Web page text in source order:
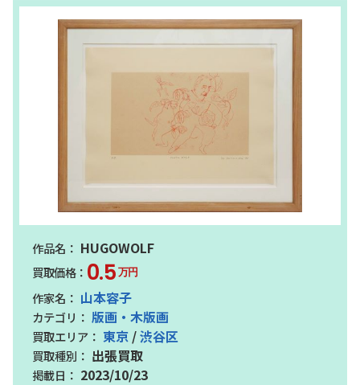
HUGOWOLF
0.5万円
山本容子
版画・木版画
東京 /渋谷区
出張買取
2023/10/23